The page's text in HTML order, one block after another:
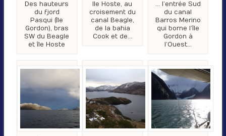
Des hauteurs
du fjord
Pasqui (île
Gordon), bras
SW du Beagle
et île Hoste
Ile Hoste, au
croisement du
canal Beagle,
de la bahia
Cook et de…
… l’entrée Sud
du canal
Barros Merino
qui borne l’île
Gordon à
l’Ouest…